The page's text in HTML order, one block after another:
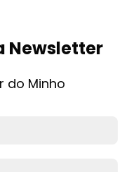
Newsletter
do Minho